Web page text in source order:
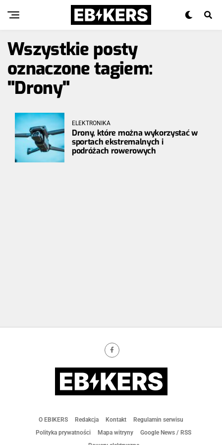
Wszystkie posty
oznaczone tagiem:
"Drony"
ELEKTRONIKA
Drony, które można wykorzystać w
sportach ekstremalnych i
podróżach rowerowych
O EBIKERS Redakcja Kontakt
Regulamin serwisu
Polityka prywatności
Mapa witryny
Google News / RSS